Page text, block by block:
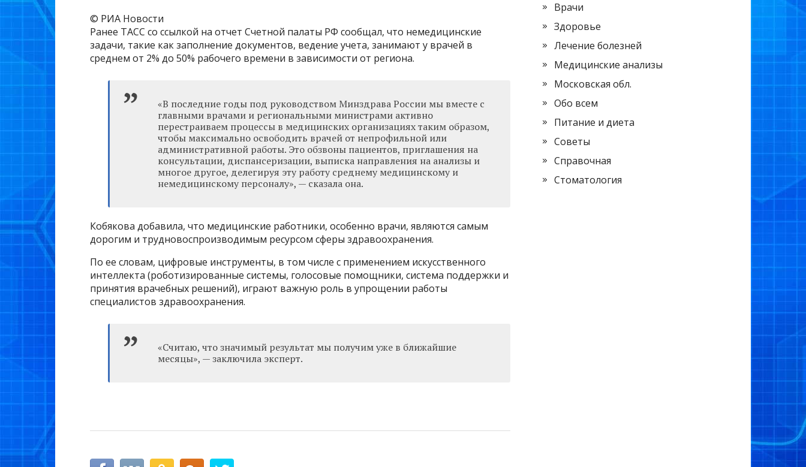
© РИА Новости
Ранее ТАСС со ссылкой на отчет Счетной палаты РФ сообщал, что немедицинские
задачи, такие как заполнение документов, ведение учета, занимают у врачей в
среднем от 2% до 50% рабочего времени в зависимости от региона.
«‎В последние годы под руководством Минздрава России мы вместе с
главными врачами и региональными министрами активно
перестраиваем процессы в медицинских организациях таким образом,
чтобы максимально освободить врачей от непрофильной или
административной работы. Это обзвоны пациентов, приглашения на
консультации, диспансеризации, выписка направления на анализы и
многое другое, делегируя эту работу среднему медицинскому и
немедицинскому персоналу», — сказала она.
Кобякова добавила, что медицинские работники, особенно врачи, являются самым
дорогим и трудновоспроизводимым ресурсом сферы здравоохранения.
По ее словам, цифровые инструменты, в том числе с применением искусственного
интеллекта (роботизированные системы, голосовые помощники, система поддержки и
принятия врачебных решений), играют важную роль в упрощении работы
специалистов здравоохранения.
«‎Считаю, что значимый результат мы получим уже в ближайшие
месяцы», — заключила эксперт.
Врачи
Здоровье
Лечение болезней
Медицинские анализы
Московская обл.
Обо всем
Питание и диета
Советы
Справочная
Стоматология